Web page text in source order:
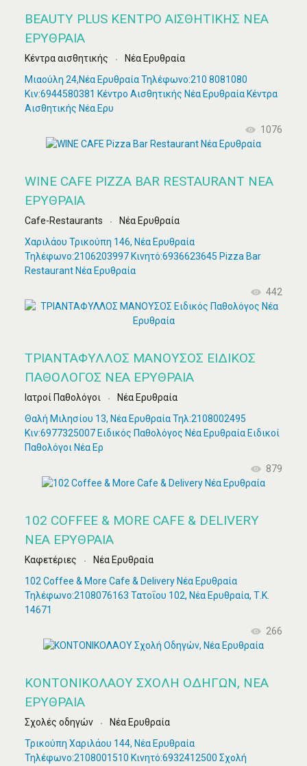
BEAUTY PLUS ΚΈΝΤΡΟ ΑΙΣΘΗΤΙΚΉΣ ΝΈΑ
ΕΡΥΘΡΑΊΑ
Κέντρα αισθητικής
Νέα Ερυθραία
Μιαούλη 24,Νέα Ερυθραία Τηλέφωνο:210 8081080
Κιν:6944580381 Κέντρο Αισθητικής Νέα Ερυθραία Κέντρα
Αισθητικής Νέα Ερυ
1076
WINE CAFE PIZZA BAR RESTAURANT ΝΈΑ
ΕΡΥΘΡΑΊΑ
Cafe-Restaurants
Νέα Ερυθραία
Χαριλάου Τρικούπη 146, Νέα Ερυθραία
Τηλέφωνο:2106203997 Κινητό:6936623645 Pizza Bar
Restaurant Νέα Ερυθραία
442
ΤΡΙΑΝΤΑΦΥΛΛΟΣ ΜΑΝΟΥΣΟΣ ΕΙΔΙΚΌΣ
ΠΑΘΟΛΌΓΟΣ ΝΈΑ ΕΡΥΘΡΑΊΑ
Ιατροί Παθολόγοι
Νέα Ερυθραία
Θαλή Μιλησίου 13, Νέα Ερυθραία Τηλ:2108002495
Κιν:6977325007 Ειδικός Παθολόγος Νέα Ερυθραία Ειδικοί
Παθολόγοι Νέα Ερ
879
102 COFFEE & MORE CAFE & DELIVERY
ΝΈΑ ΕΡΥΘΡΑΊΑ
Καφετέριες
Νέα Ερυθραία
102 Coffee & More Cafe & Delivery Νέα Ερυθραία
Τηλέφωνο:2108076163 Τατοΐου 102, Νέα Ερυθραία, Τ.Κ.
14671
266
ΚΟΝΤΟΝΙΚΟΛΑΟΥ ΣΧΟΛΉ ΟΔΗΓΏΝ, ΝΈΑ
ΕΡΥΘΡΑΊΑ
Σχολές οδηγών
Νέα Ερυθραία
Τρικούπη Χαριλάου 144, Νέα Ερυθραία
Τηλέφωνο:2108001510 Κινητό:6932412500 Σχολή